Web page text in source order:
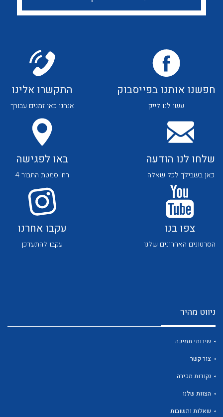
לכל מוצרי היצרן לכל מוצרי היצרן
לכל מוצרי היצרן לכל מוצרי היצרן
לכל מוצרי היצרן
חפשנו אותנו בפייסבוק
עשו לנו לייק
התקשרו אלינו
אנחנו כאן זמנים עבורך
שלחו לנו הודעה
כאן בשבילך לכל שאלה
באו לפגישה
רח' סמטת התבור 4
צפו בנו
הסרטונים האחרונים שלנו
עקבו אחרנו
עקבו להתעדכן
ניווט מהיר
שירותי תמיכה
צור קשר
נקודות מכירה
הצוות שלנו
שאלות ותשובות